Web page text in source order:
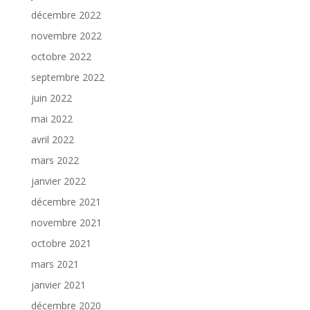
décembre 2022
novembre 2022
octobre 2022
septembre 2022
juin 2022
mai 2022
avril 2022
mars 2022
janvier 2022
décembre 2021
novembre 2021
octobre 2021
mars 2021
janvier 2021
décembre 2020